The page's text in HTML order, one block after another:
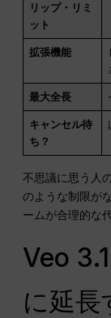
リップ・リミ
ット
拡張機能
最大全長
キャンセル待
ち？
不思議に思う人
のような制限が
ームが合理的な
Veo
に延